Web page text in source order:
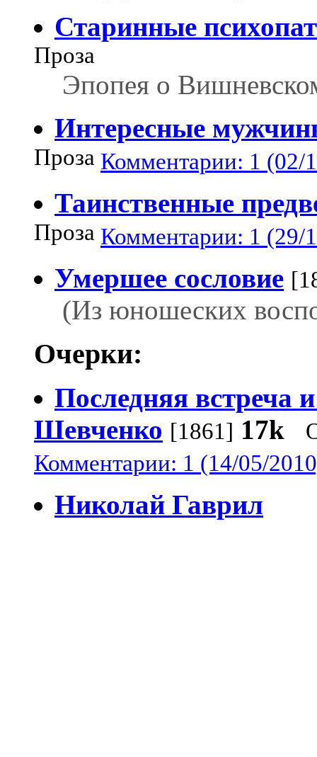
Старинные
Проза
Эпопея о
Интересные
Проза Комментарии: 1 (02/
Таинственные
Проза Комментарии: 1 (29/
Умершее сословие
(Из юношеских
Очерки:
Последняя встреча
Шевченко [1861] 17k
Комментарии: 1 (14/05/
Николай Гаврил